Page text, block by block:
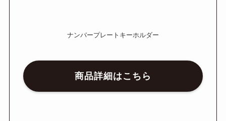
ナンバープレートキーホルダー
商品詳細はこちら